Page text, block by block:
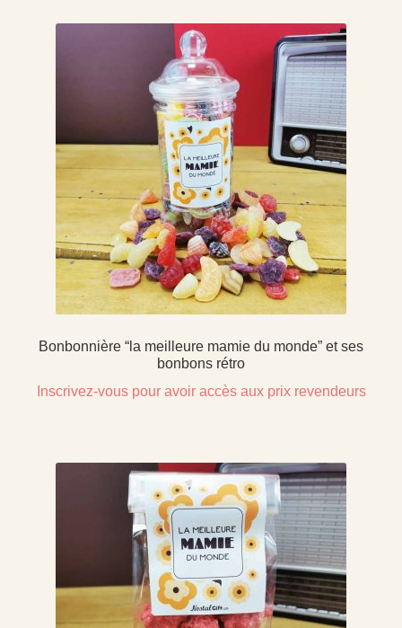
Bonbonnière “la meilleure mamie du monde” et ses
bonbons rétro
Inscrivez-vous pour avoir accès aux prix revendeurs